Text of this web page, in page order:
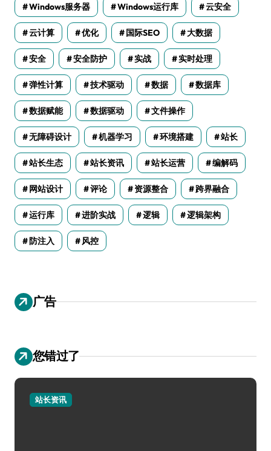
Windows服务器 Windows运行库 云安全
云计算 优化 国际SEO 大数据
安全 安全防护 实战 实时处理
弹性计算 技术驱动 数据 数据库
数据赋能 数据驱动 文件操作
无障碍设计 机器学习 环境搭建 站长
站长生态 站长资讯 站长运营 编解码
网站设计 评论 资源整合 跨界融合
运行库 进阶实战 逻辑 逻辑架构
防注入 风控
广告
您错过了
站长资讯